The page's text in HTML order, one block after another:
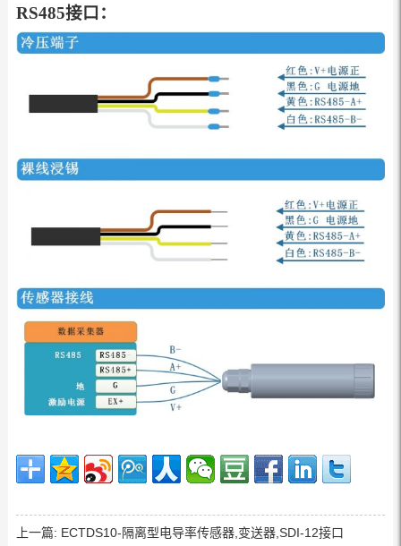
RS485接口：
上一篇: ECTDS10-隔离型电导率传感器,变送器,SDI-12接口